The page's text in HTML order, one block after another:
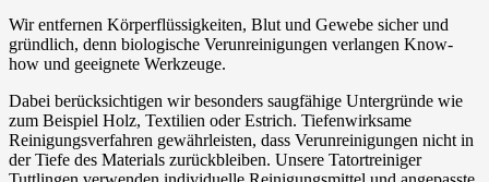
Wir entfernen Körperflüssigkeiten, Blut und Gewebe sicher und
gründlich, denn biologische Verunreinigungen verlangen Know-
how und geeignete Werkzeuge.
Dabei berücksichtigen wir besonders saugfähige Untergründe wie
zum Beispiel Holz, Textilien oder Estrich. Tiefenwirksame
Reinigungsverfahren gewährleisten, dass Verunreinigungen nicht in
der Tiefe des Materials zurückbleiben. Unsere Tatortreiniger